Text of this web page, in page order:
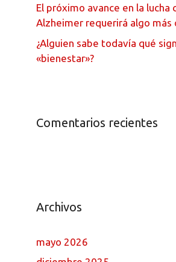
El próximo avance en la lucha
Alzheimer requerirá algo más
¿Alguien sabe todavía qué
«bienestar»?
Comentarios recientes
Archivos
mayo 2026